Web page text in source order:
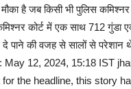
है जब किसी भी पुलिस
कोर्ट में एक साथ 712 गुंडा
दे पाने की वजह से सालों से
May 12, 2024, 15:18 IST
the headline, this story